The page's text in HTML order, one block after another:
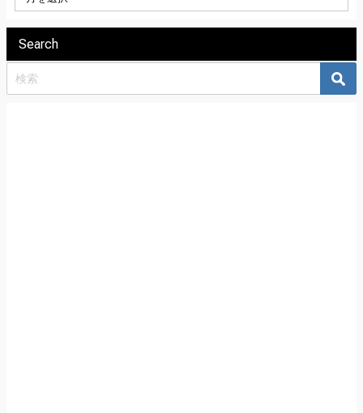
Search